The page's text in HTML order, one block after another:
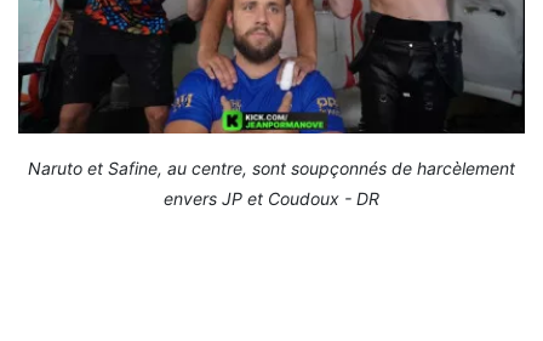
Naruto et Safine, au centre, sont soupçonnés de harcèlement
envers JP et Coudoux - DR